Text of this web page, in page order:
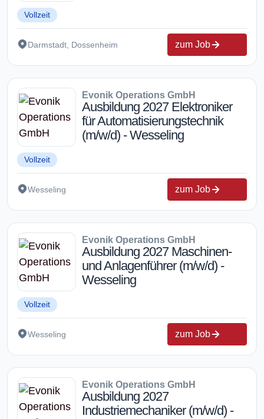
Vollzeit
Darmstadt, Dossenheim zum Job
Evonik Operations GmbH
Ausbildung 2027 Elektroniker
für Automatisierungstechnik
(m/w/d) - Wesseling
Vollzeit
Wesseling zum Job
Evonik Operations GmbH
Ausbildung 2027 Maschinen-
und Anlagenführer (m/w/d) -
Wesseling
Vollzeit
Wesseling zum Job
Evonik Operations GmbH
Ausbildung 2027
Industriemechaniker (m/w/d) -